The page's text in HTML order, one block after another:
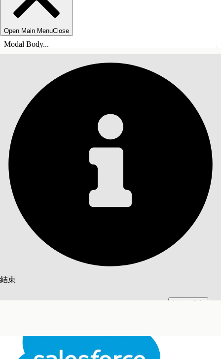
Open Main MenuClose
Modal Body...
結束
目錄